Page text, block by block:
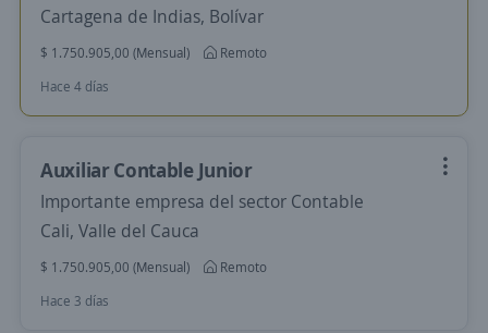
Cartagena de Indias, Bolívar
$ 1.750.905,00 (Mensual)
Remoto
Hace 4 días
Auxiliar Contable Junior
Importante empresa del sector Contable
Cali, Valle del Cauca
$ 1.750.905,00 (Mensual)
Remoto
Hace 3 días